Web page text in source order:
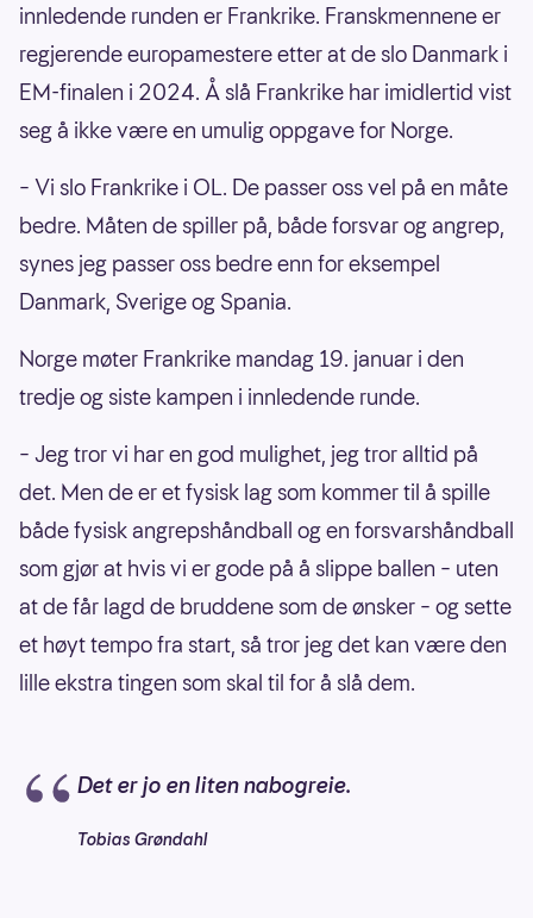
innledende runden er Frankrike. Franskmennene er
regjerende europamestere etter at de slo Danmark i
EM-finalen i 2024. Å slå Frankrike har imidlertid vist
seg å ikke være en umulig oppgave for Norge.
– Vi slo Frankrike i OL. De passer oss vel på en måte
bedre. Måten de spiller på, både forsvar og angrep,
synes jeg passer oss bedre enn for eksempel
Danmark, Sverige og Spania.
Norge møter Frankrike mandag 19. januar i den
tredje og siste kampen i innledende runde.
– Jeg tror vi har en god mulighet, jeg tror alltid på
det. Men de er et fysisk lag som kommer til å spille
både fysisk angrepshåndball og en forsvarshåndball
som gjør at hvis vi er gode på å slippe ballen – uten
at de får lagd de bruddene som de ønsker – og sette
et høyt tempo fra start, så tror jeg det kan være den
lille ekstra tingen som skal til for å slå dem.
Det er jo en liten nabogreie.
Tobias Grøndahl